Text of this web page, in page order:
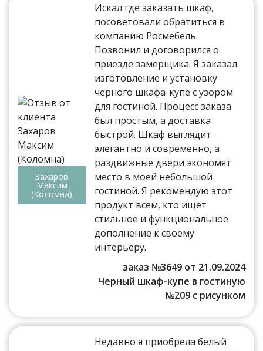
Захаров
Максим
(Коломна)
Искал где заказать шкаф,
посоветовали обратиться в
компанию Росмебель.
Позвонил и договорился о
приезде замерщика. Я заказал
изготовление и установку
черного шкафа-купе с узором
для гостиной. Процесс заказа
был простым, а доставка
быстрой. Шкаф выглядит
элегантно и современно, а
раздвижные двери экономят
место в моей небольшой
гостиной. Я рекомендую этот
продукт всем, кто ищет
стильное и функциональное
дополнение к своему
интерьеру.
заказ №3649 от 21.09.2024
Черный шкаф-купе в гостиную
№209 с рисунком
Недавно я приобрела белый